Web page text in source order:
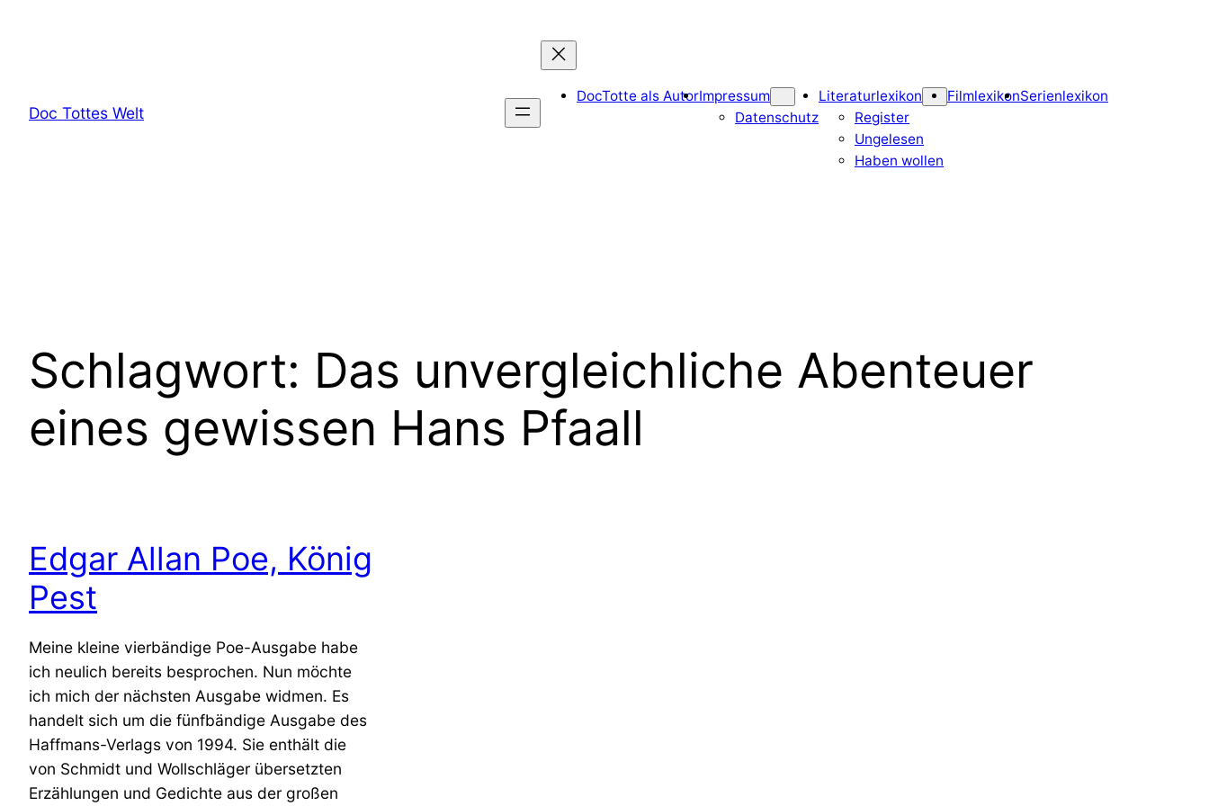
Doc Tottes Welt
DocTotte als AutorImpressum
Datenschutz
Literaturlexikon
Register
Ungelesen
Haben wollen
FilmlexikonSerienlexikon
Schlagwort: Das unvergleichliche Abenteuer
eines gewissen Hans Pfaall
Edgar Allan Poe, König
Pest
Meine kleine vierbändige Poe-Ausgabe habe
ich neulich bereits besprochen. Nun möchte
ich mich der nächsten Ausgabe widmen. Es
handelt sich um die fünfbändige Ausgabe des
Haffmans-Verlags von 1994. Sie enthält die
von Schmidt und Wollschläger übersetzten
Erzählungen und Gedichte aus der großen